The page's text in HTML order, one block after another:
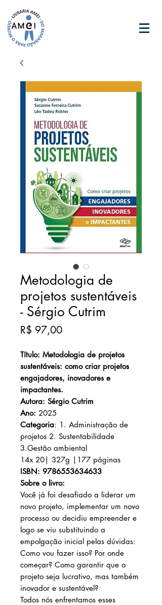
Metodologia de
projetos sustentáveis
- Sérgio Cutrim
R$ 97,00Preço
Título: Metodologia de projetos
sustentáveis: como criar projetos
engajadores, inovadores e
impactantes.
Autora: Sérgio Cutrim
Ano: 2025
Categoria: 1. Administração de
projetos 2. Sustentabilidade
3.Gestão ambiental
14x 20| 327g |177 páginas
ISBN: 9786553634633
Sobre o livro:
Você já foi desafiado a liderar um
novo projeto, implementar um novo
processo ou decidiu empreender e
logo se viu substituindo a
empolgação inicial pelas dúvidas:
Como vou fazer isso? Por onde
começar? Como garantir que o
projeto seja lucrativo, mas também
inovador e sustentável?
Todos nós enfrentamos esses